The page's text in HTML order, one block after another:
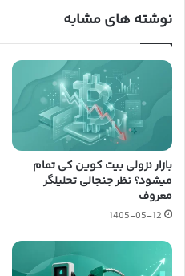
نوشته های مشابه
بازار نزولی بیت کوین کی تمام
میشود؟ نظر جنجالی تحلیلگر
معروف
1405-05-12